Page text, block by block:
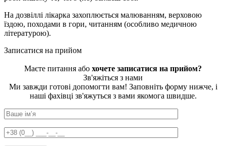
На дозвіллі лікарка захоплюється малюванням, верховою
їздою, походами в гори, читанням (особливо медичною
літературою).
Записатися на прийом
Маєте питання або хочете записатися на прийом?
Зв'яжіться з нами
Ми завжди готові допомогти вам! Заповніть форму нижче, і
наші фахівці зв'яжуться з вами якомога швидше.